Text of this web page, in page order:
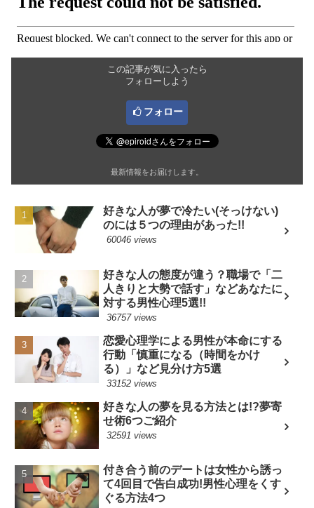
この記事が気に入ったら
フォローしよう
フォロー
最新情報をお届けします。
好きな人が夢で冷たい(そっけない)
のには５つの理由があった!!
60046 views
好きな人の態度が違う？職場で「二
人きりと大勢で話す」などあなたに
対する男性心理5選!!
36757 views
恋愛心理学による男性が本命にする
行動「慎重になる（時間をかけ
る）」など見分け方5選
33152 views
好きな人の夢を見る方法とは!?夢寄
せ術6つご紹介
32591 views
付き合う前のデートは女性から誘っ
て4回目で告白成功!男性心理をくす
ぐる方法4つ